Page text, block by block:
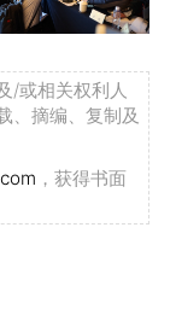
/或相关权利人
、摘编、复制及
，获得书面